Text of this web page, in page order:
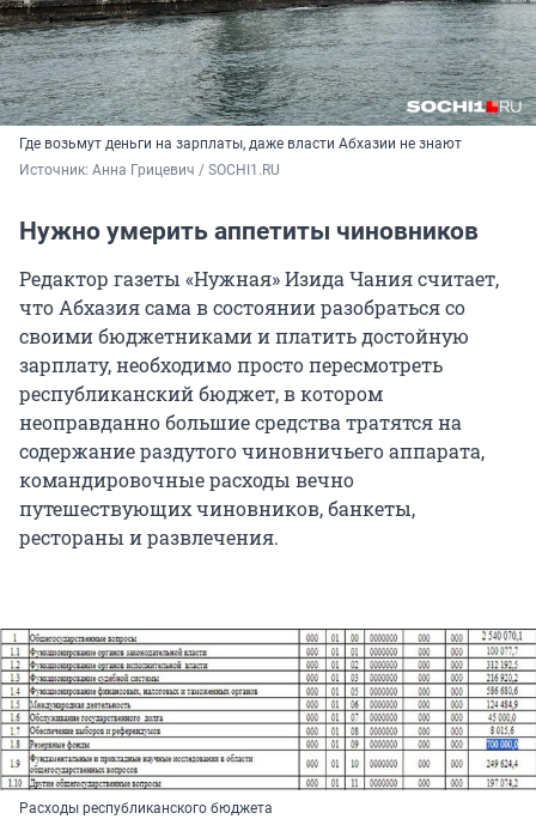
Где возьмут деньги на зарплаты, даже власти Абхазии не знают
Источник: Анна Грицевич / SOCHI1.RU
Нужно умерить аппетиты чиновников
Редактор газеты «Нужная» Изида Чания считает,
что Абхазия сама в состоянии разобраться со
своими бюджетниками и платить достойную
зарплату, необходимо просто пересмотреть
республиканский бюджет, в котором
неоправданно большие средства тратятся на
содержание раздутого чиновничьего аппарата,
командировочные расходы вечно
путешествующих чиновников, банкеты,
рестораны и развлечения.
Расходы республиканского бюджета